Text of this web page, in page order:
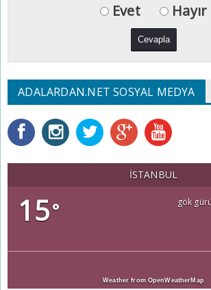
Evet Hayır
ADALARDAN.NET SOSYAL MEDYA
İSTANBUL
15°
gök
Weather from OpenWeatherMap